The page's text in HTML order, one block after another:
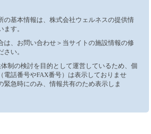
の基本情報は、株式会社ウェルネスの提供情
す。
は、お問い合わせ＞当サイトの施設情報の修
い。
制の検討を目的として運営しているため、個
電話番号やFAX番号）は表示しておりませ
急時にのみ、情報共有のため表示しま